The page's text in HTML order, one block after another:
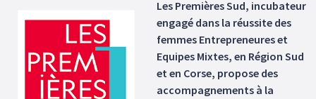
Les Premières Sud, incubateur
engagé dans la réussite des
femmes Entrepreneures et
Equipes Mixtes, en Région Sud
et en Corse, propose des
accompagnements à la